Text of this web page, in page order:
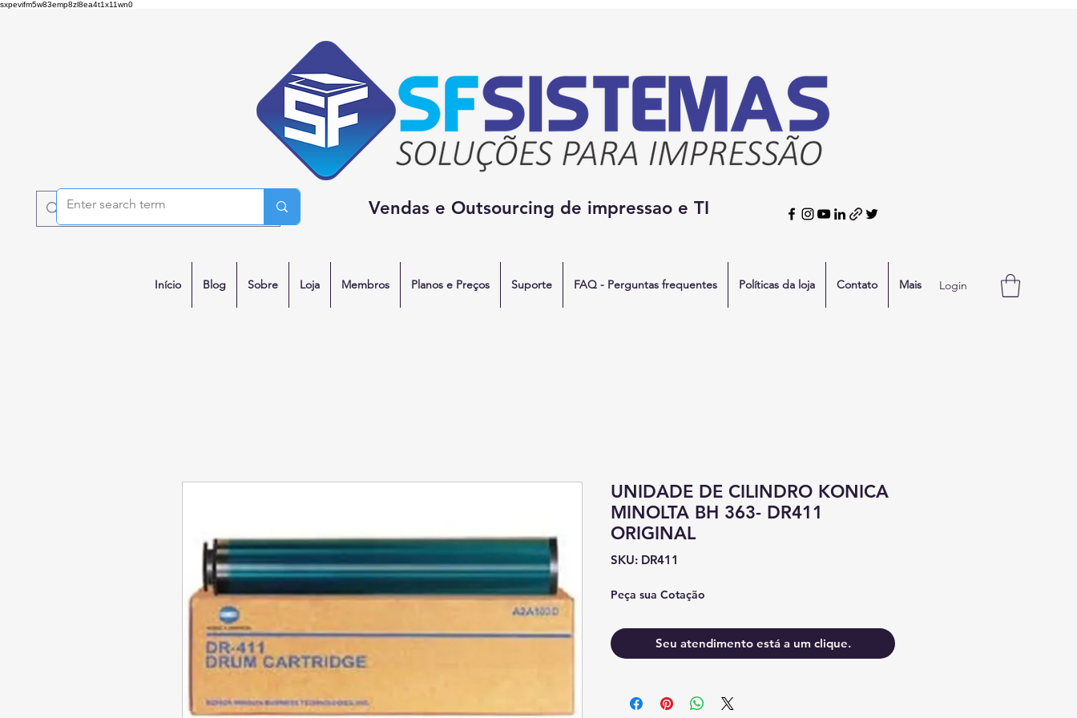
sxpevifm5w83emp8zl8ea4t1x11wn0
Vendas e Outsourcing de impressao e TI
Login
Início Blog Sobre Loja Membros Planos e Preços Suporte FAQ - Perguntas frequentes Políticas da loja Contato Mais
UNIDADE DE CILINDRO KONICA
MINOLTA BH 363- DR411
ORIGINAL
SKU: DR411
Peça sua Cotação
Seu atendimento está a um clique.